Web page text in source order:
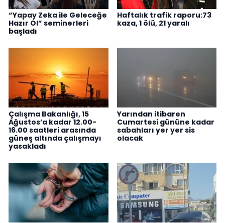
“Yapay Zeka ile Geleceğe
Hazır Ol” seminerleri
başladı
Haftalık trafik raporu:73
kaza, 1 ölü, 21 yaralı
Çalışma Bakanlığı, 15
Ağustos’a kadar 12.00-
16.00 saatleri arasında
güneş altında çalışmayı
yasakladı
Yarından itibaren
Cumartesi gününe kadar
sabahları yer yer sis
olacak